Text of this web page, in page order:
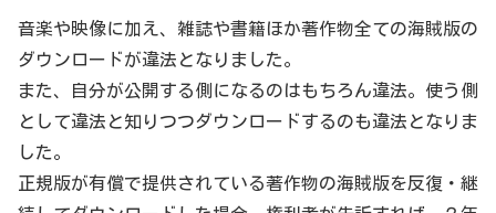
音楽や映像に加え、雑誌や書籍ほか著作物全ての海賊版の
ダウンロードが違法となりました。
また、自分が公開する側になるのはもちろん違法。使う側
として違法と知りつつダウンロードするのも違法となりま
した。
正規版が有償で提供されている著作物の海賊版を反復・継